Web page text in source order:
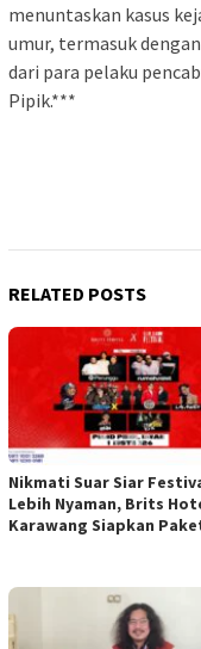
menuntaskan kasus
umur, termasuk
dari para pelaku
Pipik.***
RELATED POSTS
Nikmati Suar Siar
Lebih Nyaman, Brits
Karawang Siapkan